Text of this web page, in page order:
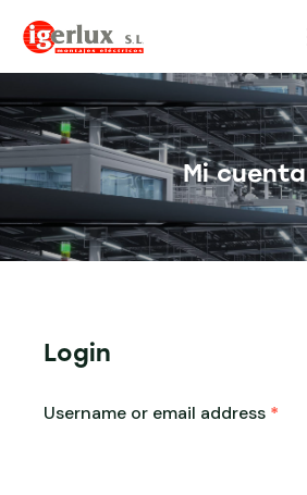
Mi cuenta
Login
Username or email address *